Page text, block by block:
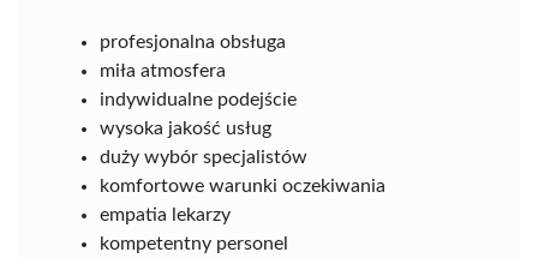
profesjonalna obsługa
miła atmosfera
indywidualne podejście
wysoka jakość usług
duży wybór specjalistów
komfortowe warunki oczekiwania
empatia lekarzy
kompetentny personel